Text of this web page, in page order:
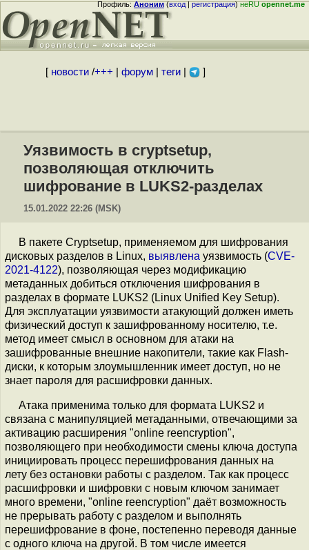
Профиль:Аноним(вход|регистрация)неRUopennet.me
[ новости/+++ форум| теги| ]
Уязвимость в cryptsetup,
позволяющая отключить
шифрование в LUKS2-разделах
15.01.2022 22:26 (MSK)
В пакете Cryptsetup, применяемом для шифрования
дисковых разделов в Linux, выявлена уязвимость (CVE-
2021-4122), позволяющая через модификацию
метаданных добиться отключения шифрования в
разделах в формате LUKS2 (Linux Unified Key Setup).
Для эксплуатации уязвимости атакующий должен иметь
физический доступ к зашифрованному носителю, т.е.
метод имеет смысл в основном для атаки на
зашифрованные внешние накопители, такие как Flash-
диски, к которым злоумышленник имеет доступ, но не
знает пароля для расшифровки данных.
Атака применима только для формата LUKS2 и
связана с манипуляцией метаданными, отвечающими за
активацию расширения "online reencryption",
позволяющего при необходимости смены ключа доступа
инициировать процесс перешифрования данных на
лету без остановки работы с разделом. Так как процесс
расшифровки и шифровки с новым ключом занимает
много времени, "online reencryption" даёт возможность
не прерывать работу с разделом и выполнять
перешифрование в фоне, постепенно переводя данные
с одного ключа на другой. В том числе имеется